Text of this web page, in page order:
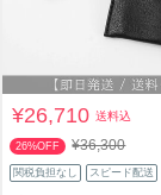
¥26,710送料込
26%OFF ¥36,300
関税負担なし スピード配送